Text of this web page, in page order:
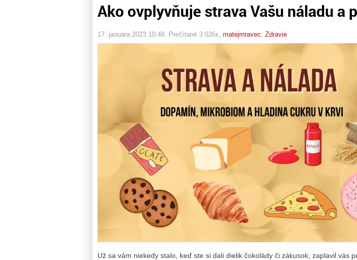
Ako ovplyvňuje strava Vašu náladu a
17. januára 2023 10:48 , Prečítané 3 026x, matejmravec Zdravie
Už sa vám niekedy stalo, keď ste si dali dielik čokolády či zákusok, zaplavil vás